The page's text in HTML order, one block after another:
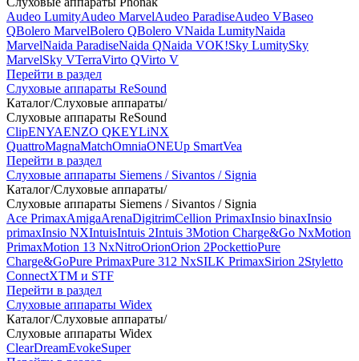
Audeo LumityAudeo MarvelAudeo ParadiseAudeo VBaseo
QBolero MarvelBolero QBolero VNaida LumityNaida
MarvelNaida ParadiseNaida QNaida VOK!Sky LumitySky
MarvelSky VTerraVirto QVirto V
Перейти в раздел
Слуховые аппараты ReSound
Каталог/Слуховые аппараты/
Слуховые аппараты ReSound
ClipENYAENZO QKEYLiNX
QuattroMagnaMatchOmniaONEUp SmartVea
Перейти в раздел
Слуховые аппараты Siemens / Sivantos / Signia
Каталог/Слуховые аппараты/
Слуховые аппараты Siemens / Sivantos / Signia
Ace PrimaxAmigaArenaDigitrimCellion PrimaxInsio binaxInsio
primaxInsio NXIntuisIntuis 2Intuis 3Motion Charge&Go NxMotion
PrimaxMotion 13 NxNitroOrionOrion 2PockettioPure
Charge&GoPure PrimaxPure 312 NxSILK PrimaxSirion 2Styletto
ConnectXTM и STF
Перейти в раздел
Слуховые аппараты Widex
Каталог/Слуховые аппараты/
Слуховые аппараты Widex
ClearDreamEvokeSuper